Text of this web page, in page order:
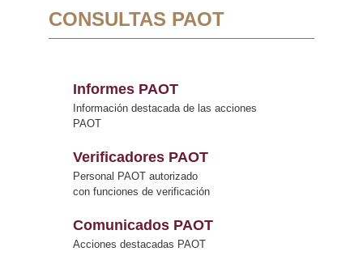
CONSULTAS PAOT
Informes PAOT
Información destacada de las acciones
PAOT
Verificadores PAOT
Personal PAOT autorizado
con funciones de verificación
Comunicados PAOT
Acciones destacadas PAOT